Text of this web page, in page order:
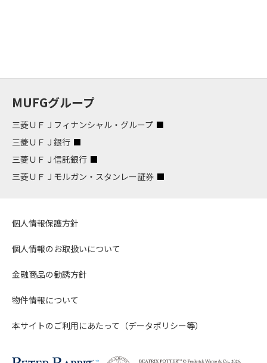
MUFGグループ
三菱ＵＦＪフィナンシャル・グループ
三菱ＵＦＪ銀行
三菱ＵＦＪ信託銀行
三菱ＵＦＪモルガン・スタンレー証券
個人情報保護方針
個人情報のお取扱いについて
金融商品の勧誘方針
物件情報について
本サイトのご利用にあたって（データポリシー等）